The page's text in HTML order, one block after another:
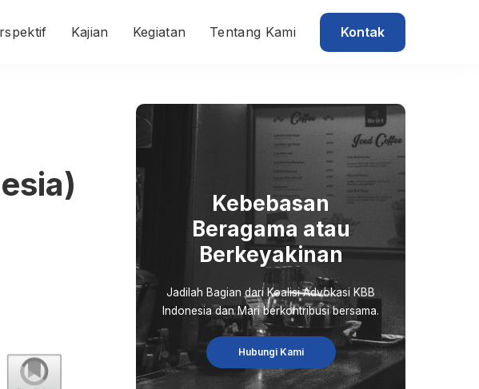
Kajian Kegiatan Tentang Kami Kontak
Kebebasan
Beragama atau
Berkeyakinan
Jadilah Bagian dari Koalisi Advokasi KBB
Indonesia dan Mari berkontribusi bersama.
Hubungi Kami